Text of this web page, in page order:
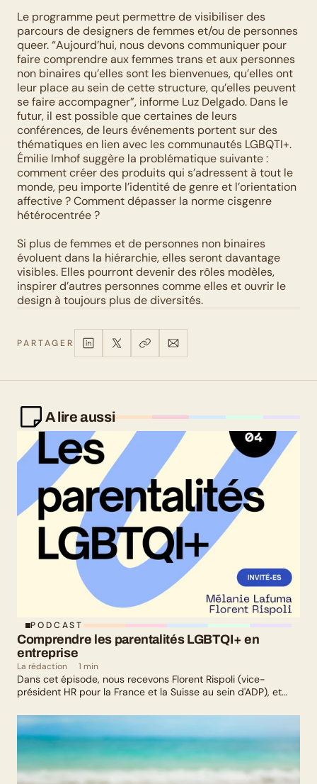
Le programme peut permettre de visibiliser des
parcours de designers de femmes et/ou de personnes
queer. “Aujourd’hui, nous devons communiquer pour
faire comprendre aux femmes trans et aux personnes
non binaires qu’elles sont les bienvenues, qu’elles ont
leur place au sein de cette structure, qu’elles peuvent
se faire accompagner”, informe Luz Delgado. Dans le
futur, il est possible que certaines de leurs
conférences, de leurs événements portent sur des
thématiques en lien avec les communautés LGBQTI+.
Émilie Imhof suggère la problématique suivante :
comment créer des produits qui s’adressent à tout le
monde, peu importe l’identité de genre et l’orientation
affective ? Comment dépasser la norme cisgenre
hétérocentrée ?
Si plus de femmes et de personnes non binaires
évoluent dans la hiérarchie, elles seront davantage
visibles. Elles pourront devenir des rôles modèles,
inspirer d’autres personnes comme elles et ouvrir le
design à toujours plus de diversités.
PARTAGER
A lire aussi
PODCAST
Comprendre les parentalités LGBTQI+ en
entreprise
La rédaction 1 min
Dans cet épisode, nous recevons Florent Rispoli (vice-
président HR pour la France et la Suisse au sein d'ADP), et
leurs parcours de parents LGBTQ+.